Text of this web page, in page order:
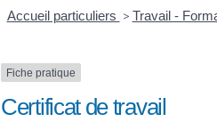
Accueil particuliers > Travail -
Fiche pratique
Certificat de travail